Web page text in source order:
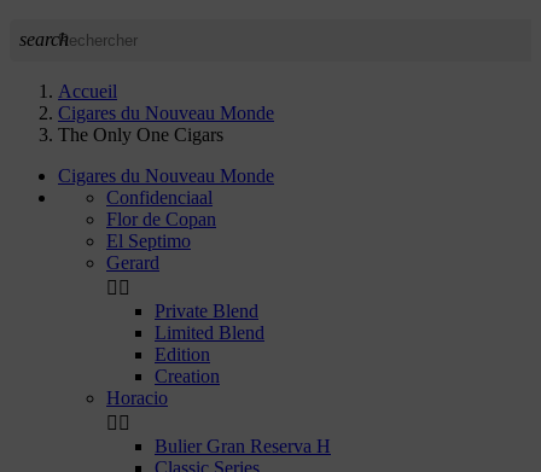
search
Accueil
Cigares du Nouveau Monde
The Only One Cigars
Cigares du Nouveau Monde
Confidenciaal
Flor de Copan
El Septimo
Gerard
 
Private Blend
Limited Blend
Edition
Creation
Horacio
 
Bulier Gran Reserva H
Classic Series